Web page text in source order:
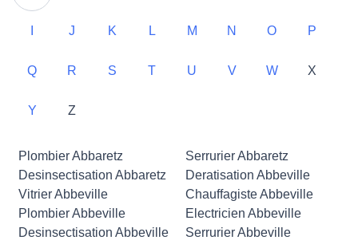
J K L M N O P
Q R S T U V W X
Y Z
Plombier Abbaretz
Serrurier Abbaretz
Desinsectisation Abbaretz
Deratisation Abbeville
Vitrier Abbeville
Chauffagiste Abbeville
Plombier Abbeville
Electricien Abbeville
Desinsectisation Abbeville
Serrurier Abbeville